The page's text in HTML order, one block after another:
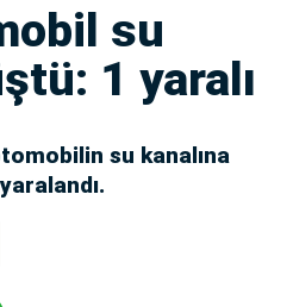
su
1 yaralı
su kanalına